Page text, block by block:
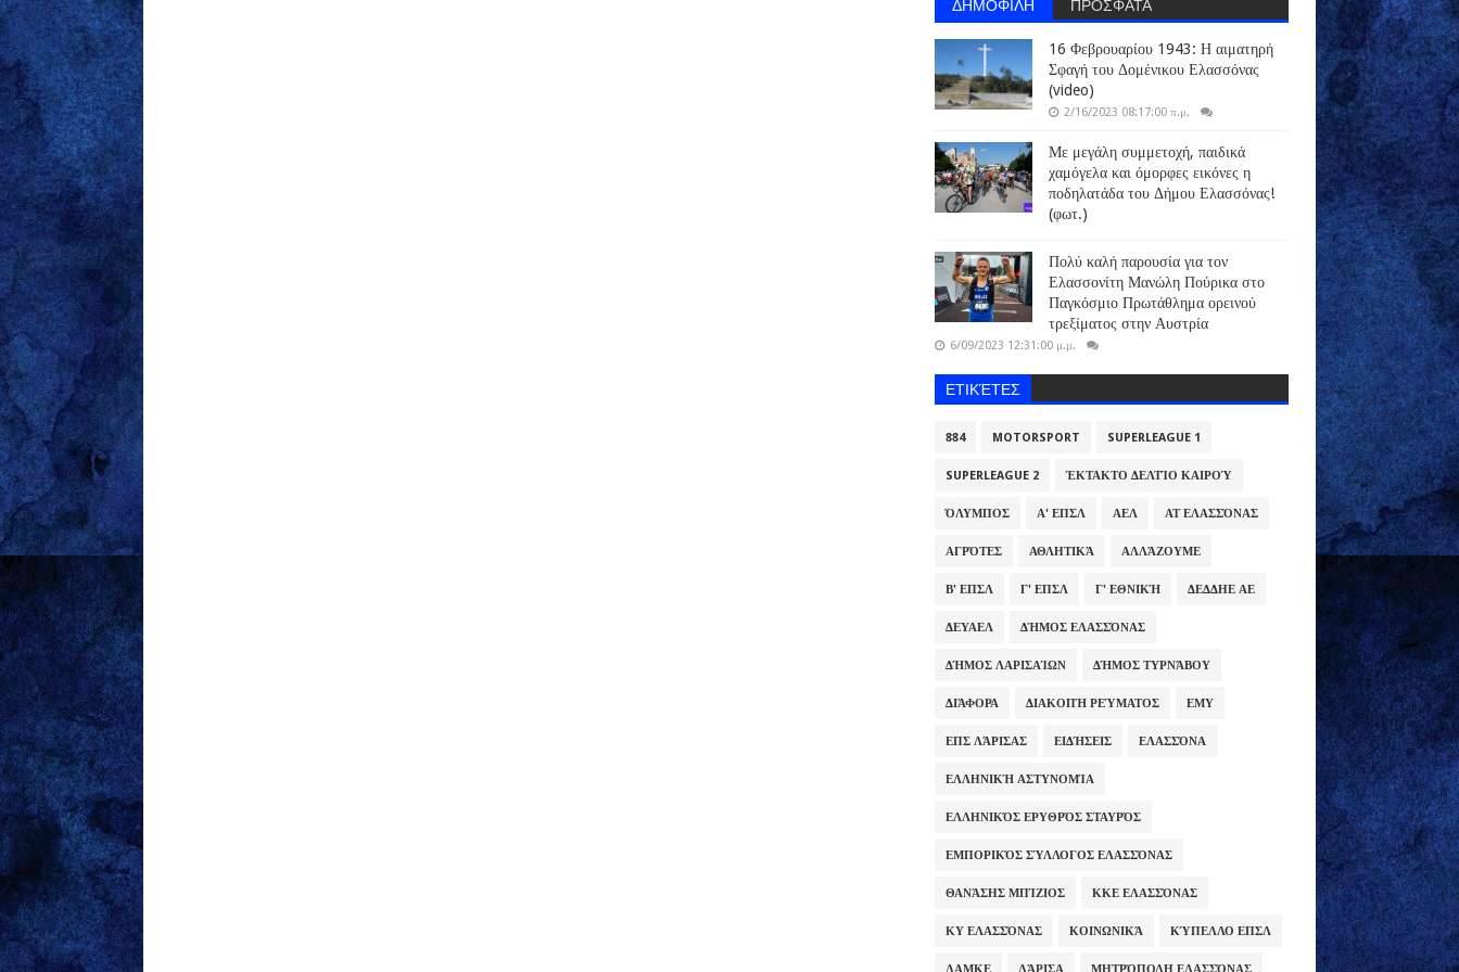
16 Φεβρουαρίου 1943: Η αιματηρή
Σφαγή του Δομένικου Ελασσόνας
(video)
2/16/2023 08:17:00 π.μ.
Με μεγάλη συμμετοχή, παιδικά
χαμόγελα και όμορφες εικόνες η
ποδηλατάδα του Δήμου Ελασσόνας!
(φωτ.)
Πολύ καλή παρουσία για τον
Ελασσονίτη Μανώλη Πούρικα στο
Παγκόσμιο Πρωτάθλημα ορεινού
τρεξίματος στην Αυστρία
6/09/2023 12:31:00 μ.μ.
ΕΤΙΚΈΤΕΣ
884 MOTORSPORT SUPERLEAGUE 1
SUPERLEAGUE 2 ΈΚΤΑΚΤΟ ΔΕΛΤΊΟ ΚΑΙΡΟΎ
ΌΛΥΜΠΟΣ Α' ΕΠΣΛ ΑΕΛ ΑΤ ΕΛΑΣΣΌΝΑΣ
ΑΓΡΌΤΕΣ ΑΘΛΗΤΙΚΆ ΑΛΛΆΖΟΥΜΕ
Β' ΕΠΣΛ Γ' ΕΠΣΛ Γ' ΕΘΝΙΚΉ ΔΕΔΔΗΕ ΑΕ
ΔΕΥΑΕΛ ΔΉΜΟΣ ΕΛΑΣΣΌΝΑΣ
ΔΉΜΟΣ ΛΑΡΙΣΑΊΩΝ ΔΉΜΟΣ ΤΥΡΝΆΒΟΥ
ΔΙΆΦΟΡΑ ΔΙΑΚΟΠΉ ΡΕΎΜΑΤΟΣ ΕΜΥ
ΕΠΣ ΛΆΡΙΣΑΣ ΕΙΔΉΣΕΙΣ ΕΛΑΣΣΌΝΑ
ΕΛΛΗΝΙΚΉ ΑΣΤΥΝΟΜΊΑ
ΕΛΛΗΝΙΚΌΣ ΕΡΥΘΡΌΣ ΣΤΑΥΡΌΣ
ΕΜΠΟΡΙΚΌΣ ΣΎΛΛΟΓΟΣ ΕΛΑΣΣΌΝΑΣ
ΘΑΝΆΣΗΣ ΜΠΊΖΙΟΣ ΚΚΕ ΕΛΑΣΣΌΝΑΣ
ΚΥ ΕΛΑΣΣΌΝΑΣ ΚΟΙΝΩΝΙΚΆ ΚΎΠΕΛΛΟ ΕΠΣΛ